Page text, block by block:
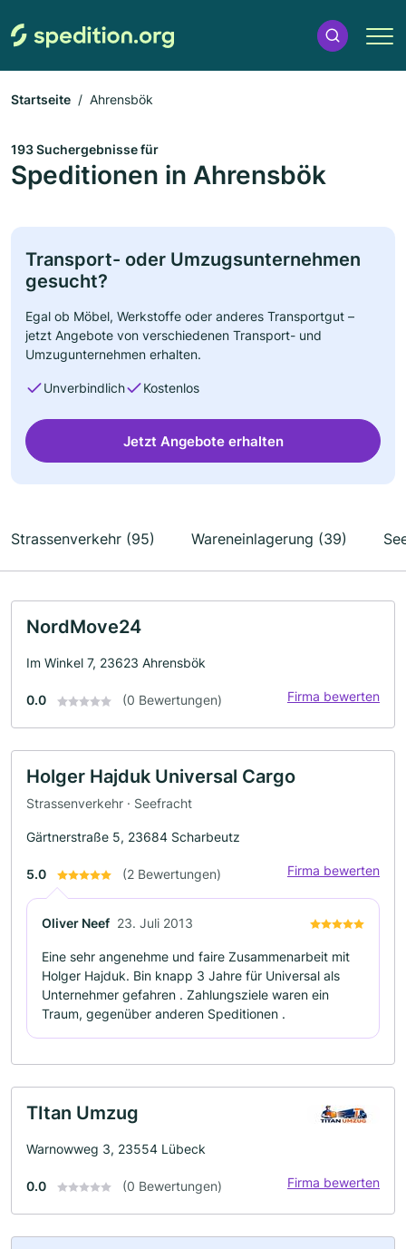
Startseite Ahrensbök
193 Suchergebnisse für
Speditionen in Ahrensbök
Transport- oder Umzugsunternehmen
gesucht?
Egal ob Möbel, Werkstoffe oder anderes Transportgut –
jetzt Angebote von verschiedenen Transport- und
Umzugunternehmen erhalten.
Unverbindlich Kostenlos
Jetzt Angebote erhalten
Strassenverkehr (95) Wareneinlagerung (39)
NordMove24
Im Winkel 7, 23623 Ahrensbök
0.0 (0 Bewertungen) Firma bewerten
Holger Hajduk Universal Cargo
Strassenverkehr · Seefracht
Gärtnerstraße 5, 23684 Scharbeutz
5.0 (2 Bewertungen) Firma bewerten
Oliver Neef 23. Juli 2013
Eine sehr angenehme und faire Zusammenarbeit mit
Holger Hajduk. Bin knapp 3 Jahre für Universal als
Unternehmer gefahren . Zahlungsziele waren ein
Traum, gegenüber anderen Speditionen .
TItan Umzug
Warnowweg 3, 23554 Lübeck
0.0 (0 Bewertungen) Firma bewerten